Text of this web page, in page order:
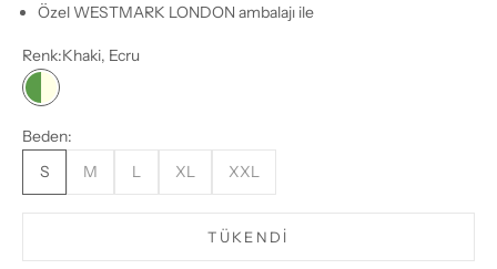
Özel WESTMARK LONDON ambalajı ile
Renk:Khaki, Ecru
Khaki, Ecru
Beden:
S
M L XL XXL
TÜKENDI